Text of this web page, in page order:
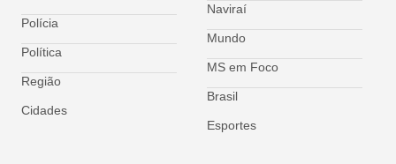
Polícia
Política
Região
Cidades
Naviraí
Mundo
MS em Foco
Brasil
Esportes